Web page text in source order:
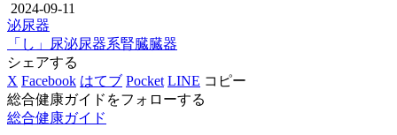
2024-09-11
泌尿器
「し」
尿泌尿器系腎臓臓器
シェアする
X Facebook はてブ Pocket LINE コピー
総合健康ガイドをフォローする
総合健康ガイド